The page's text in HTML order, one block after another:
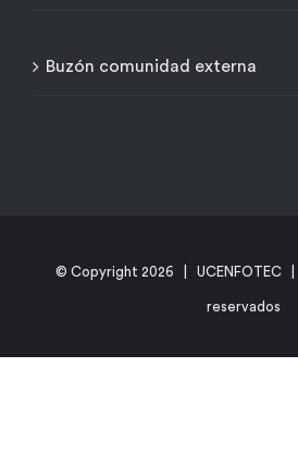
Buzón comunidad externa
© Copyright 2026 | UCENFOTEC |
reservados